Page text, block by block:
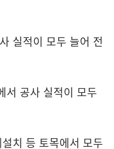
실적이 모두 늘어 전
서 공사 실적이 모두
치 등 토목에서 모두